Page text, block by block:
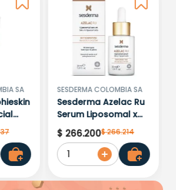
favor, inicia sesión para
un comentario.
SA SESDERMA COLOMBIA SA
Sesderma Azelac Ru
Serum Liposomal x
30ml
$ 266.200$266.214
1